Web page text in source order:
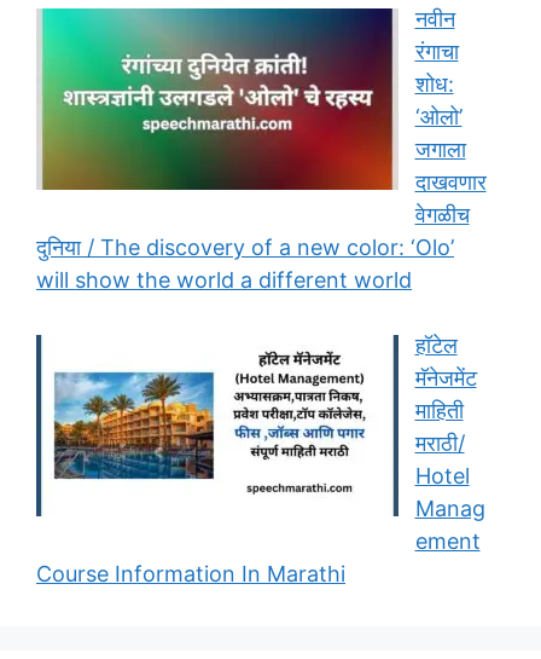
नवीन
रंगाचा
शोध:
‘ओलो’
जगाला
दाखवणार
वेगळीच
दुनिया / The discovery of a new color: ‘Olo’
will show the world a different world
हॉटेल
मॅनेजमेंट
माहिती
मराठी/
Hotel
Manag
ement
Course Information In Marathi